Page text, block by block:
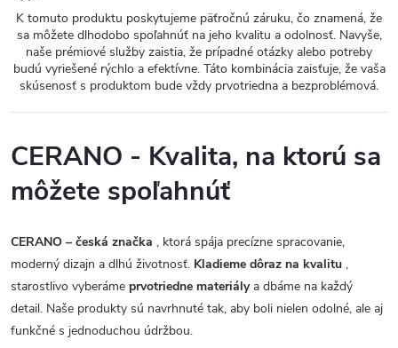
K tomuto produktu poskytujeme päťročnú záruku, čo znamená, že
sa môžete dlhodobo spoľahnúť na jeho kvalitu a odolnosť. Navyše,
naše prémiové služby zaistia, že prípadné otázky alebo potreby
budú vyriešené rýchlo a efektívne. Táto kombinácia zaisťuje, že vaša
skúsenosť s produktom bude vždy prvotriedna a bezproblémová.
CERANO - Kvalita, na ktorú sa
môžete spoľahnúť
CERANO – česká značka , ktorá spája precízne spracovanie,
moderný dizajn a dlhú životnosť. Kladieme dôraz na kvalitu ,
starostlivo vyberáme prvotriedne materiálya dbáme na každý
detail. Naše produkty sú navrhnuté tak, aby boli nielen odolné, ale aj
funkčné s jednoduchou údržbou.